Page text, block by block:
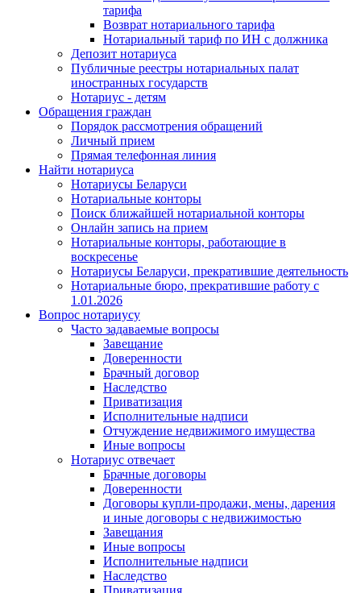
тарифа
Возврат нотариального тарифа
Нотариальный тариф по ИН с должника
Депозит нотариуса
Публичные реестры нотариальных палат
иностранных государств
Нотариус - детям
Обращения граждан
Порядок рассмотрения обращений
Личный прием
Прямая телефонная линия
Найти нотариуса
Нотариусы Беларуси
Нотариальные конторы
Поиск ближайшей нотариальной конторы
Онлайн запись на прием
Нотариальные конторы, работающие в
воскресенье
Нотариусы Беларуси, прекратившие деятельность
Нотариальные бюро, прекратившие работу с
1.01.2026
Вопрос нотариусу
Часто задаваемые вопросы
Завещание
Доверенности
Брачный договор
Наследство
Приватизация
Исполнительные надписи
Отчуждение недвижимого имущества
Иные вопросы
Нотариус отвечает
Брачные договоры
Доверенности
Договоры купли-продажи, мены, дарения
и иные договоры с недвижимостью
Завещания
Иные вопросы
Исполнительные надписи
Наследство
Приватизация